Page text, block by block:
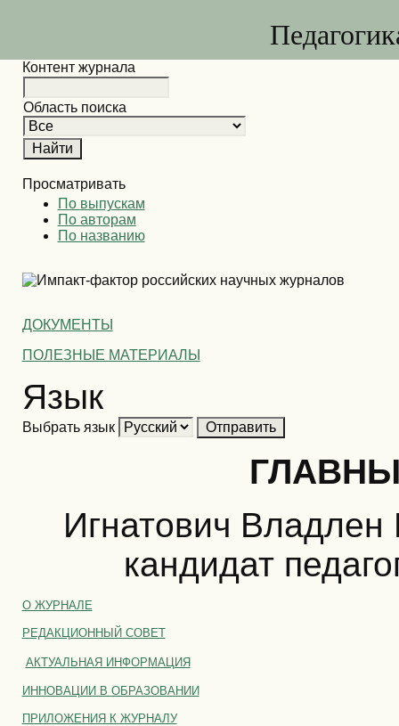
Контент журнала
Область поиска
Просматривать
По выпускам
По авторам
По названию
ДОКУМЕНТЫ
ПОЛЕЗНЫЕ МАТЕРИАЛЫ
Язык
Выбрать язык
Игнатович Владлен
кандидат
О ЖУРНАЛЕ
РЕДАКЦИОННЫЙ СОВЕТ
АКТУАЛЬНАЯ ИНФОРМАЦИЯ
ИННОВАЦИИ В ОБРАЗОВАНИИ
ПРИЛОЖЕНИЯ К ЖУРНАЛУ